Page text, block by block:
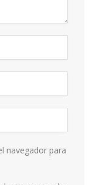
navegador para